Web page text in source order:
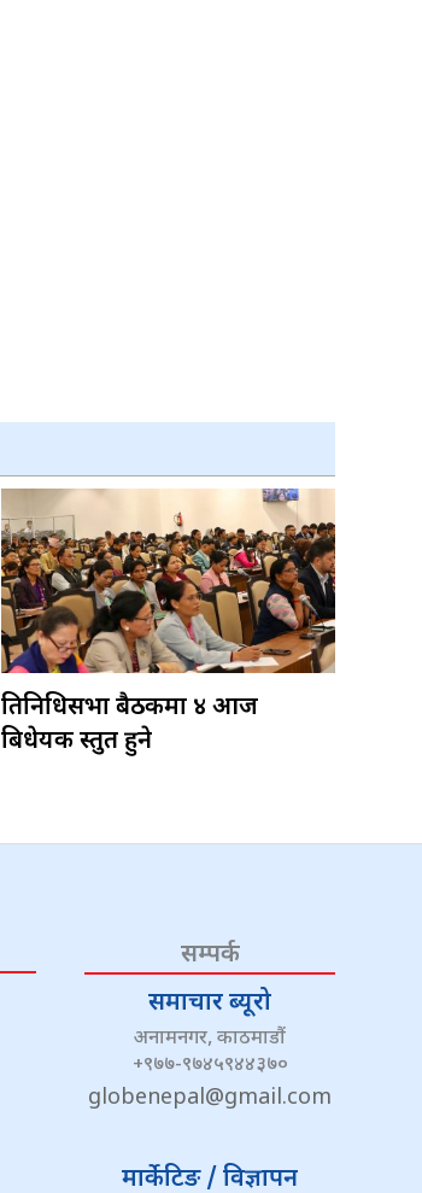
प्रतिनिधिसभा बैठकमा ४ आज
बिधेयक प्रस्तुत हुने
सम्पर्क
समाचार ब्यूरो
अनामनगर, काठमाडौं
+९७७-९७४५९४४३७०
globenepal@gmail.com
मार्केटिङ / विज्ञापन